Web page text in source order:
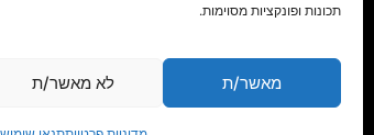
תכונות ופונקציות מסוימות.
מאשר/ת לא מאשר/ת